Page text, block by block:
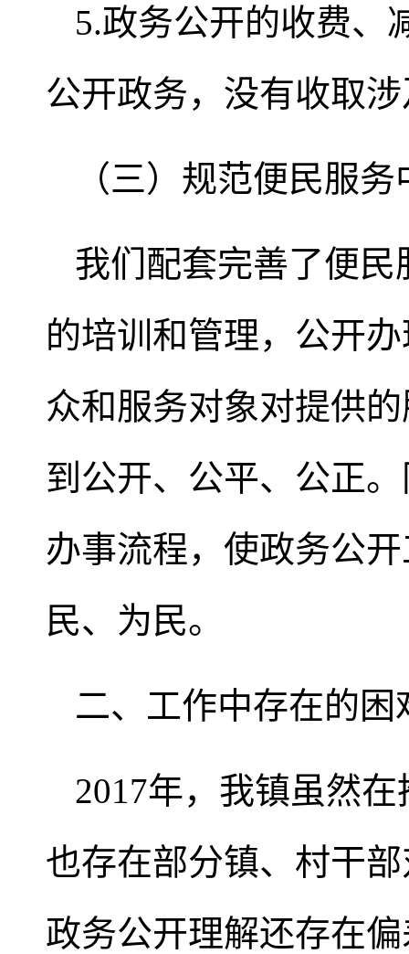
5.政务公开的收费、
公开政务，没有收取
（三）规范便民服
我们配套完善了便
的培训和管理，公开
众和服务对象对提供
到公开、公平、公正
办事流程，使政务公
民、为民。
二、工作中存在的困
2017年，我镇虽然
也存在部分镇、村干
政务公开理解还存在